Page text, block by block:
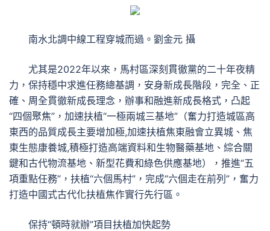
南水北調中線工程穿城而過。劉金元 攝
尤其是2022年以來，馬村區深刻貫徹黨的二十年夜精
力，保持穩中求進任務總基調，安身新成長階段，完全、正
確、周全貫徹新成長理念，辦事和融進新成長格式，凸起
“四個聚焦”，加速扶植“一極兩城三基地”（奮力打造城區高
東西的品質成長主要增加極,加速扶植焦東融會立異城、焦
東生態康養城,積極打造高端資料和生物醫藥基地、綜合關
鍵和古代物流基地、新型花費和綠色供應基地），推進“五
項重點任務”，扶植“六個馬村”，完成“六個走在前列”，奮力
打造中國式古代化扶植焦作實行先行區。
保持“頓時就辦”項目扶植加快起勢